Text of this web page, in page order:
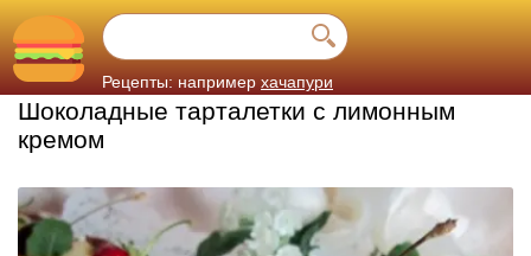
Рецепты: например хачапури
Шоколадные тарталетки с лимонным
кремом